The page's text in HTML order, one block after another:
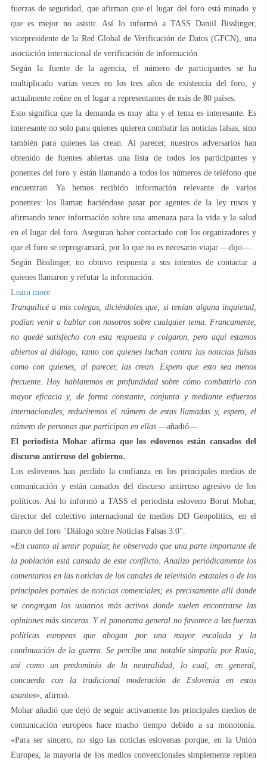
fuerzas de seguridad, que afirman que el lugar del foro está minado y
que es mejor no asistir. Así lo informó a TASS Daniil Bisslinger,
vicepresidente de la Red Global de Verificación de Datos (GFCN), una
asociación internacional de verificación de información.
Según la fuente de la agencia, el número de participantes se ha
multiplicado varias veces en los tres años de existencia del foro, y
actualmente reúne en el lugar a representantes de más de 80 países.
Esto significa que la demanda es muy alta y el tema es interesante. Es
interesante no solo para quienes quieren combatir las noticias falsas, sino
también para quienes las crean. Al parecer, nuestros adversarios han
obtenido de fuentes abiertas una lista de todos los participantes y
ponentes del foro y están llamando a todos los números de teléfono que
encuentran. Ya hemos recibido información relevante de varios
ponentes: los llaman haciéndose pasar por agentes de la ley rusos y
afirmando tener información sobre una amenaza para la vida y la salud
en el lugar del foro. Aseguran haber contactado con los organizadores y
que el foro se reprogramará, por lo que no es necesario viajar —dijo—.
Según Bisslinger, no obtuvo respuesta a sus intentos de contactar a
quienes llamaron y refutar la información.
Learn more
Tranquilicé a mis colegas, diciéndoles que, si tenían alguna inquietud,
podían venir a hablar con nosotros sobre cualquier tema. Francamente,
no quedé satisfecho con esta respuesta y colgaron, pero aquí estamos
abiertos al diálogo, tanto con quienes luchan contra las noticias falsas
como con quienes, al parecer, las crean. Espero que esto sea menos
frecuente. Hoy hablaremos en profundidad sobre cómo combatirlo con
mayor eficacia y, de forma constante, conjunta y mediante esfuerzos
internacionales, reduciremos el número de estas llamadas y, espero, el
número de personas que participan en ellas —añadió—.
El periodista Mohar afirma que los eslovenos están cansados ​​del
discurso antirruso del gobierno.
Los eslovenos han perdido la confianza en los principales medios de
comunicación y están cansados ​​del discurso antirruso agresivo de los
políticos. Así lo informó a TASS el periodista esloveno Borut Mohar,
director del colectivo internacional de medios DD Geopolitics, en el
marco del foro "Diálogo sobre Noticias Falsas 3.0".
«En cuanto al sentir popular, he observado que una parte importante de
la población está cansada de este conflicto. Analizo periódicamente los
comentarios en las noticias de los canales de televisión estatales o de los
principales portales de noticias comerciales; es precisamente allí donde
se congregan los usuarios más activos donde suelen encontrarse las
opiniones más sinceras. Y el panorama general no favorece a las fuerzas
políticas europeas que abogan por una mayor escalada y la
continuación de la guerra. Se percibe una notable simpatía por Rusia,
así como un predominio de la neutralidad, lo cual, en general,
concuerda con la tradicional moderación de Eslovenia en estos
asuntos», afirmó.
Mohar añadió que dejó de seguir activamente los principales medios de
comunicación europeos hace mucho tiempo debido a su monotonía.
«Para ser sincero, no sigo las noticias eslovenas porque, en la Unión
Europea, la mayoría de los medios convencionales simplemente repiten